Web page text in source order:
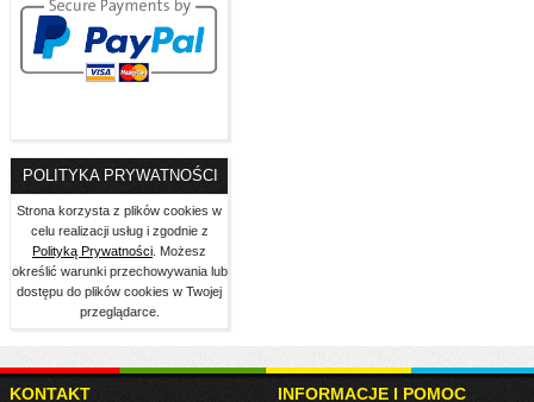
POLITYKA PRYWATNOŚCI
Strona korzysta z plików cookies w
celu realizacji usług i zgodnie z
Polityką Prywatności . Możesz
określić warunki przechowywania lub
dostępu do plików cookies w Twojej
przeglądarce.
KONTAKT INFORMACJE I POMOC